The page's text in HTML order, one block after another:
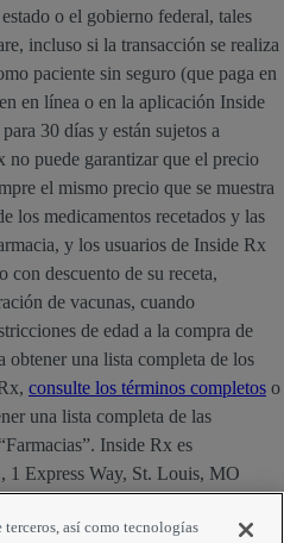
o el gobierno federal, tales
incluso si la transacción se realiza
paciente sin seguro (que paga en
en línea o en la aplicación Inside
30 días y están sujetos a
puede garantizar que el precio
el mismo precio que se muestra
los medicamentos recetados y las
y los usuarios de Inside Rx
con descuento de su receta,
de vacunas, cuando
de edad a la compra de
obtener una lista completa de los
consulte los términos completos o
una lista completa de las
Inside Rx es
Express Way, St. Louis, MO
así como tecnologías